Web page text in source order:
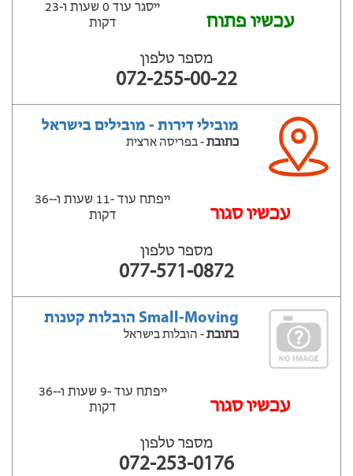
עכשיו פתוח
ייסגר עוד 0 שעות ‫ו-23
דקות
מספר טלפון
072-255-00-22
מובילי דירות - מובילים בישראל
כתובת- בפריסה ארצית
‫עכשיו סגור
ייפתח עוד -11 שעות ‫ו--36
דקות
מספר טלפון
077-571-0872
Small-Moving הובלות קטנות
כתובת- הובלות בישראל
‫עכשיו סגור
ייפתח עוד -9 שעות ‫ו--36
דקות
מספר טלפון
072-253-0176